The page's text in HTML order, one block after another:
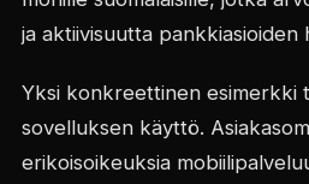
ja aktiivisuutta pankkiasioiden
Yksi konkreettinen esimerkki
sovelluksen käyttö.
erikoisoikeuksia